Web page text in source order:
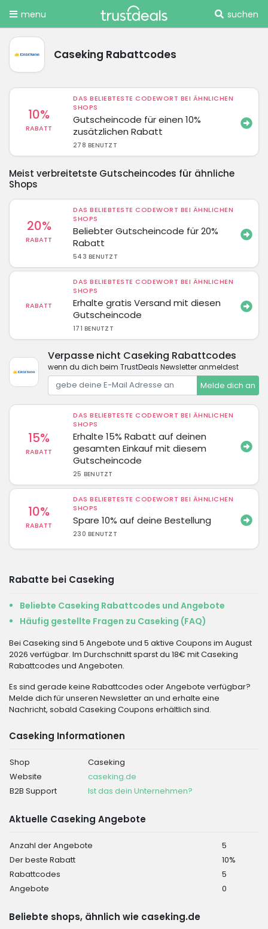
menu suchen
Caseking Rabattcodes
10%
RABATT
DAS BELIEBTESTE CODEWORT BEI ÄHNLICHEN
SHOPS
Gutscheincode für einen 10%
zusätzlichen Rabatt
278 BENUTZT
Meist verbreitetste Gutscheincodes für ähnliche
Shops
20%
RABATT
DAS BELIEBTESTE CODEWORT BEI ÄHNLICHEN
SHOPS
Beliebter Gutscheincode für 20%
Rabatt
543 BENUTZT
RABATT
DAS BELIEBTESTE CODEWORT BEI ÄHNLICHEN
SHOPS
Erhalte gratis Versand mit diesen
Gutscheincode
171 BENUTZT
Verpasse nicht Caseking Rabattcodes
wenn du dich beim TrustDeals Newsletter anmeldest
Melde dich an
15%
RABATT
DAS BELIEBTESTE CODEWORT BEI ÄHNLICHEN
SHOPS
Erhalte 15% Rabatt auf deinen
gesamten Einkauf mit diesem
Gutscheincode
25 BENUTZT
10%
RABATT
DAS BELIEBTESTE CODEWORT BEI ÄHNLICHEN
SHOPS
Spare 10% auf deine Bestellung
230 BENUTZT
Rabatte bei Caseking
Beliebte Caseking Rabattcodes und Angebote
Häufig gestellte Fragen zu Caseking (FAQ)
Bei Caseking sind 5 Angebote und 5 aktive Coupons im August
2026 verfügbar. Im Durchschnitt sparst du 18€ mit Caseking
Rabattcodes und Angeboten.
Es sind gerade keine Rabattcodes oder Angebote verfügbar?
Melde dich für unseren Newsletter an und erhalte eine
Nachricht, sobald Caseking Coupons erhältlich sind.
Caseking Informationen
Shop
Caseking
Website
caseking.de
B2B Support
Ist das dein Unternehmen?
Aktuelle Caseking Angebote
Anzahl der Angebote
5
Der beste Rabatt
10%
Rabattcodes
5
Angebote
0
Beliebte shops, ähnlich wie caseking.de